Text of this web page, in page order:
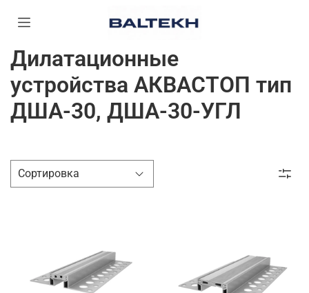
Дилатационные
устройства АКВАСТОП тип
ДША-30, ДША-30-УГЛ